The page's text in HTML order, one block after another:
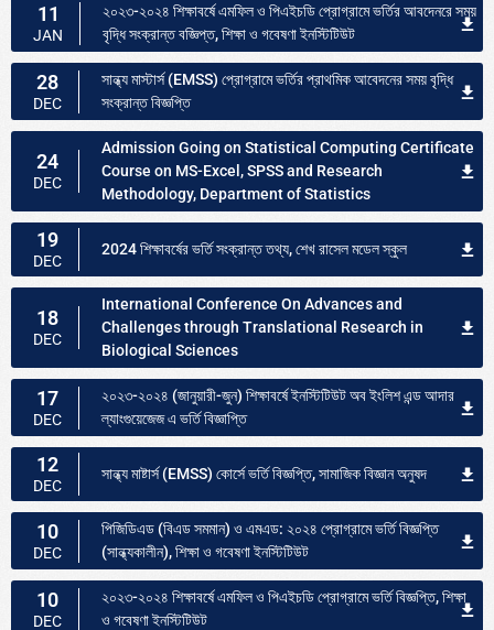
11
JAN
২০২৩-২০২৪ শিক্ষাবর্ষে এমফিল ও পিএইচডি প্রোগ্রামে ভর্তির আবদেনরে সময়
বৃদ্ধি সংক্রান্ত বজ্ঞিপ্ত, শিক্ষা ও গবেষণা ইনস্টিটিউট
28
DEC
সান্ধ্য মাস্টার্স (EMSS) প্রোগ্রামে ভর্তির প্রাথমিক আবেদনের সময় বৃদ্ধি
সংক্রান্ত বিজ্ঞপ্তি
24
DEC
Admission Going on Statistical Computing Certificate
Course on MS-Excel, SPSS and Research
Methodology, Department of Statistics
19
DEC
2024 শিক্ষাবর্ষের ভর্তি সংক্রান্ত তথ্য, শেখ রাসেল মডেল স্কুল
18
DEC
International Conference On Advances and
Challenges through Translational Research in
Biological Sciences
17
DEC
২০২৩-২০২৪ (জানুয়ারী-জুন) শিক্ষাবর্ষে ইনস্টিটিউট অব ইংলিশ এন্ড আদার
ল্যাংগুয়েজেজ এ ভর্তি বিজ্ঞাপ্তি
12
DEC
সান্ধ্য মাষ্টার্স (EMSS) কোর্সে ভর্তি বিজ্ঞপ্তি, সামাজিক বিজ্ঞান অনুষদ
10
DEC
পিজিডিএড (বিএড সমমান) ও এমএড: ২০২৪ প্রোগ্রামে ভর্তি বিজ্ঞপ্তি
(সান্ধ্যকালীন), শিক্ষা ও গবেষণা ইনস্টিটিউট
10
DEC
২০২৩-২০২৪ শিক্ষাবর্ষে এমফিল ও পিএইচডি প্রোগ্রামে ভর্তি বিজ্ঞপ্তি, শিক্ষা
ও গবেষণা ইনস্টিটিউট